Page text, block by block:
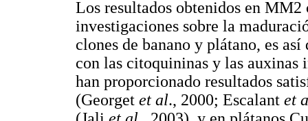
Los resultados obtenidos en
investigaciones sobre la
clones de banano y plátano, es
con las citoquininas y las auxinas
han proporcionado resultados
(Georget et al., 2000; Escalant et